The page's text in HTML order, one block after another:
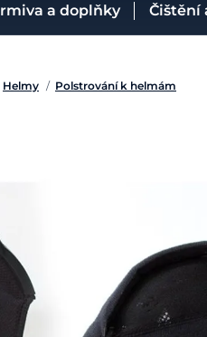
Krmiva a doplňky
Helmy / Polstrování k helmám